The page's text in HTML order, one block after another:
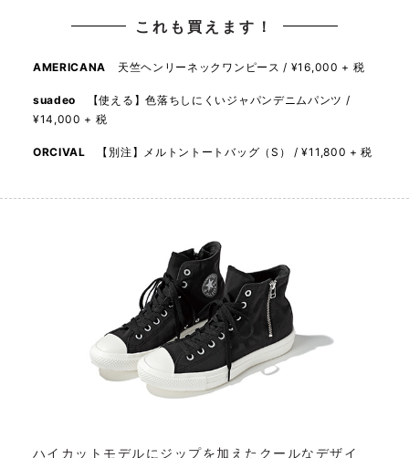
これも買えます！
AMERICANA 天竺ヘンリーネックワンピース / ¥16,000 + 税
suadeo 【使える】色落ちしにくいジャパンデニムパンツ /
¥14,000 + 税
ORCIVAL 【別注】メルトントートバッグ（S） / ¥11,800 + 税
ハイカットモデルにジップを加えたクールなデザイ